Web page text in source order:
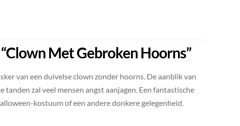
Met Gebroken Hoorns”
van een duivelse clown zonder hoorns. De aanblik van
tanden zal veel mensen angst aanjagen. Een fantastische
kostuum of een andere donkere gelegenheid.